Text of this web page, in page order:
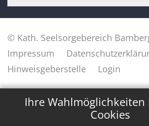
Ihre Wahlmöglichkeiten
Cookies
© Kath. Seelsorgebereich
Impressum
Hinweisgeberstelle
Login